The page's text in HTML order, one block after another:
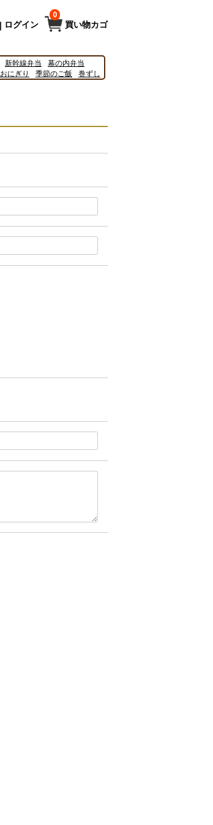
買い物カゴ
0
ログイン
新幹線弁当
幕の内弁当
おにぎり 季節のご飯
巻ずし